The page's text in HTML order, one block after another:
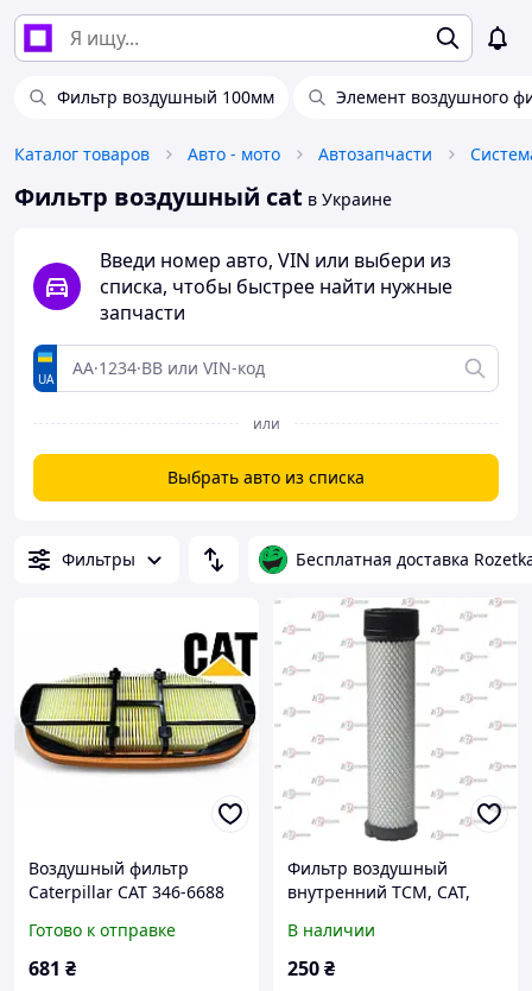
Фильтр воздушный 100мм Элемент воздушного
Каталог товаров Авто - мото Автозапчасти
Фильтр воздушный cat в Украине
Введи номер авто, VIN или выбери из
списка, чтобы быстрее найти нужные
запчасти
UA
или
Выбрать авто из списка
Фильтры Бесплатная доставка
Воздушный фильтр
Caterpillar CAT 346-6688
SL82511/PA5290/CF2631)
Готово к отправке
681 ₴
Фильтр воздушный
внутренний TCM, CAT,
В наличии
250₴